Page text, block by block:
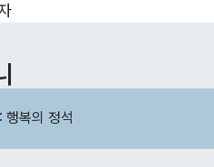
행복의 정석